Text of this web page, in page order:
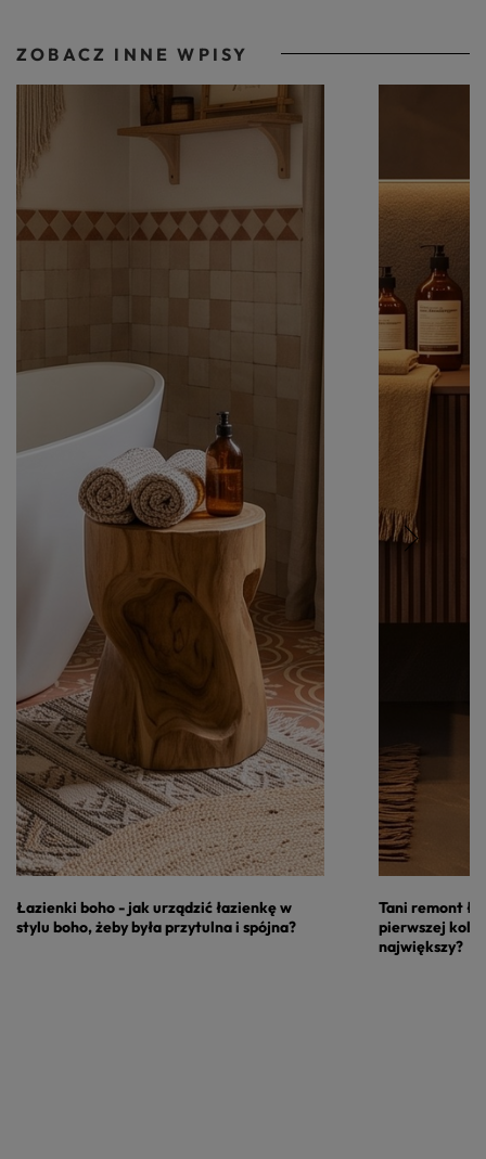
ZOBACZ INNE WPISY
Łazienki boho - jak urządzić łazienkę w
stylu boho, żeby była przytulna i spójna?
Tani remont
pierwszej
największy?